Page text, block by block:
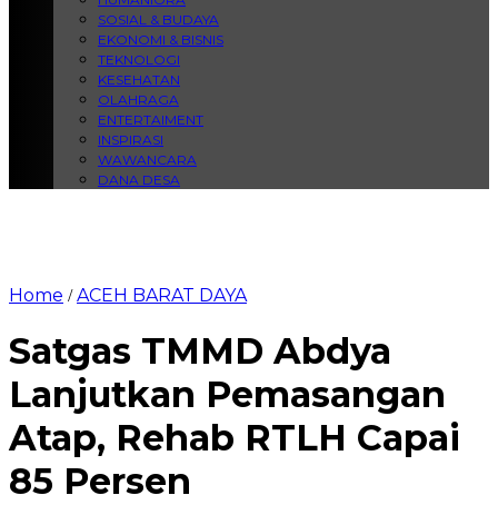
SOSIAL & BUDAYA
EKONOMI & BISNIS
TEKNOLOGI
KESEHATAN
OLAHRAGA
ENTERTAIMENT
INSPIRASI
WAWANCARA
DANA DESA
Home /ACEH BARAT DAYA
Satgas TMMD Abdya
Lanjutkan Pemasangan
Atap, Rehab RTLH Capai
85 Persen